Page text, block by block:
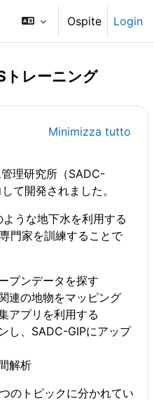
Ospite Login
トレーニング
Minimizza tutto
理研究所（SADC-
て開発されました。
うな地下水を利用する
門家を訓練することで
プンデータを探す
連の地物をマッピング
アプリを利用する
し、SADC-GIPにアップ
解析
のトピックに分かれてい